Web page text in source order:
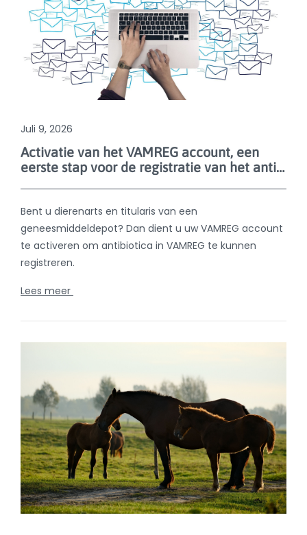
Activatie van het VAMREG account, een
Bent u dierenarts en titularis van een
geneesmiddeldepot? Dan dient u uw VAMREG account
te activeren om antibiotica in VAMREG te kunnen
Lees meer
juli 9, 2026
Leer VAMREG gebruiken: e-learning voor
dierenartsen met live vraag-en-antwoordsessies
In september lanceert AMCRA een e-learning die
dierenartsen stap voor stap wegwijs maakt in het
gebruik van VAMREG. De registratie van het